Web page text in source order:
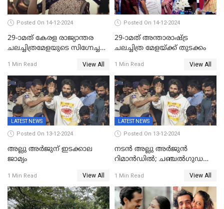
Posted On 14-12-2024
29-ാമത് കേരള രാജ്യാന്തര
ചലച്ചിത്രമേളയുടെ സിഗ്നേച്ചർ
1 Min Read View All
Posted On 14-12-2024
29-ാമത് അന്താരാഷ്‌ട്ര
ചലച്ചിത്ര മേളയ്‌ക്ക് തുടക്കം
1 Min Read View All
LATEST NEWS
Posted On 13-12-2024
അല്ലു അർജുന് ഇടക്കാല
ജാമ്യം
1 Min Read View All
LATEST NEWS
Posted On 13-12-2024
നടൻ അല്ലു അർജുൻ
റിമാൻഡിൽ; ചഞ്ചൽഗുഡ
1 Min Read View All